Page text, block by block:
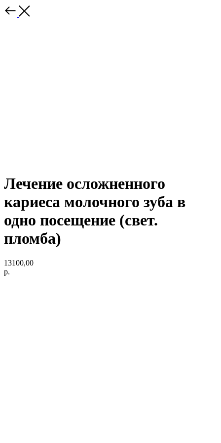
Лечение осложненного
кариеса молочного зуба в
одно посещение (свет.
пломба)
13100,00
р.